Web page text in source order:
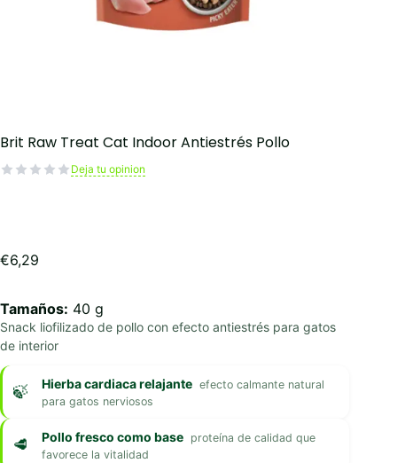
Brit Raw Treat Cat Indoor Antiestrés Pollo
Deja tu opinion
€6,29
Tamaños: 40 g
Snack liofilizado de pollo con efecto antiestrés para gatos
de interior
Hierba cardiaca relajante efecto calmante natural
para gatos nerviosos
Pollo fresco como base proteína de calidad que
favorece la vitalidad